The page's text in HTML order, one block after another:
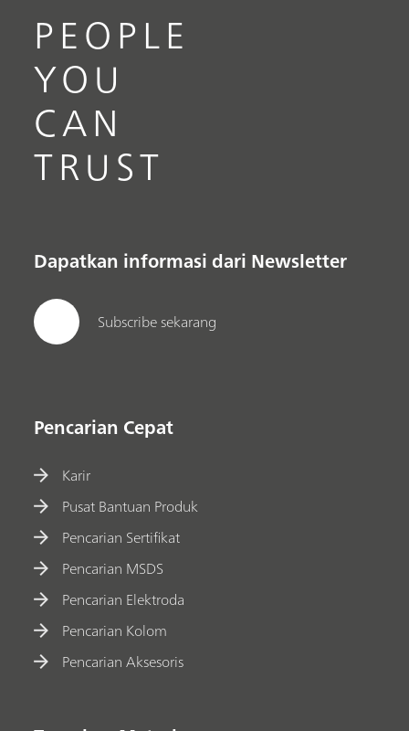
PEOPLE
YOU
CAN
TRUST
Dapatkan informasi dari Newsletter
Subscribe sekarang
Pencarian Cepat
Karir
Pusat Bantuan Produk
Pencarian Sertifikat
Pencarian MSDS
Pencarian Elektroda
Pencarian Kolom
Pencarian Aksesoris